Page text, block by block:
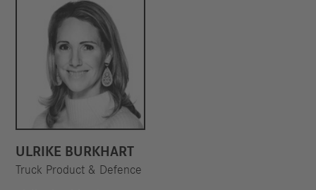
ULRIKE BURKHART
Truck Product & Defence